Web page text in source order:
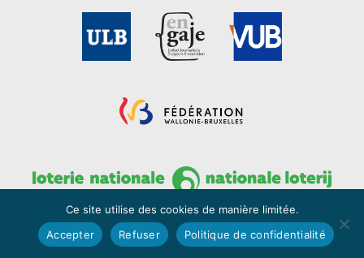
LATITUDES - medialatitudes.be © 2022
Ce site utilise des cookies de manière limitée.
Accepter
Refuser Politique de confidentialité